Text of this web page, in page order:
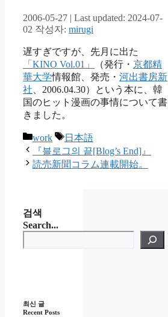
2006-05-27 | Last updated: 2024-07-
02 작성자: mirugi
遅すぎですが、先月に出た
「KINO Vol.01」
（発行・ 京都精
華大学情報館、発売・ 河出書房新
社 、2006.04.30）という本に、韓
国のヒット漫画の事情について書
きました。
카
테
고
work
태
그
日本語
『블로그의 끝[Blog’s End]』
読売新聞コラム連載開始。
검색
Search...
최신 글
Recent Posts